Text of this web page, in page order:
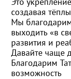
создавая
Мы
выходить «в
развития и
Давайте чаще
Благодарим
возможность